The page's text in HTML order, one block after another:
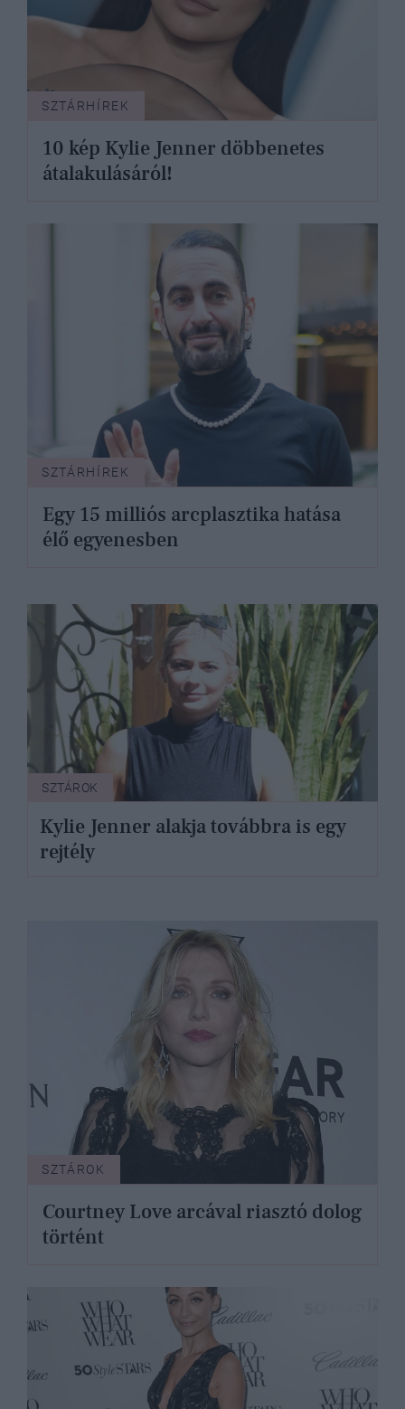
SZTÁRHÍREK
10 kép Kylie Jenner döbbenetes
átalakulásáról!
SZTÁRHÍREK
Egy 15 milliós arcplasztika hatása
élő egyenesben
SZTÁROK
Kylie Jenner alakja továbbra is egy
rejtély
SZTÁROK
Courtney Love arcával riasztó dolog
történt